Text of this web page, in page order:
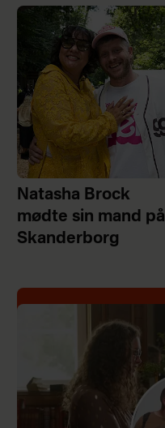
Natasha Brock
mødte sin mand på
Skanderborg